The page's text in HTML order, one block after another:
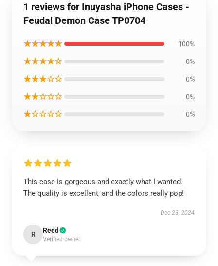
1 reviews for Inuyasha iPhone Cases -
Feudal Demon Case TP0704
★★★★★ 100%
★★★★☆ 0%
★★★☆☆ 0%
★★☆☆☆ 0%
★☆☆☆☆ 0%
This case is gorgeous and exactly what I wanted.
The quality is excellent, and the colors really pop!
Dec 23, 2024
R Reed
Verified owner